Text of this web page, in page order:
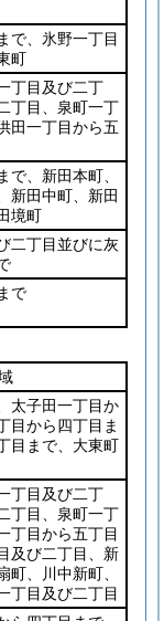
で、氷野一丁目
町
丁目及び二丁
丁目、泉町一丁
田一丁目から五
で、新田本町、
新田中町、新田
境町
二丁目並びに灰
で
太子田一丁目か
目から四丁目ま
目まで、大東町
丁目及び二丁
丁目、泉町一丁
丁目から五丁目
及び二丁目、新
町、川中新町、
丁目及び二丁目